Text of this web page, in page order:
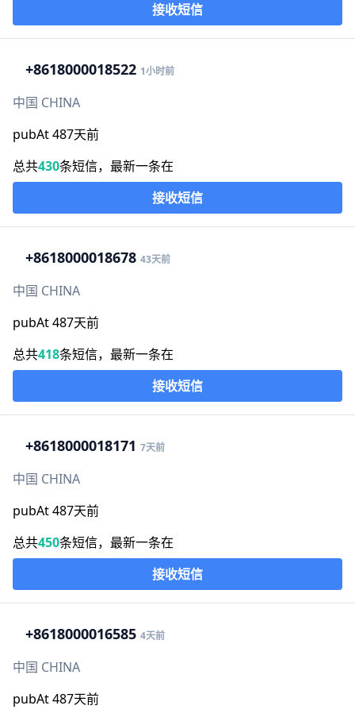
接收短信
+8618000018522 1小时前
中国 CHINA
pubAt 487天前
总共430条短信，最新一条在
接收短信
+8618000018678 43天前
中国 CHINA
pubAt 487天前
总共418条短信，最新一条在
接收短信
+8618000018171 7天前
中国 CHINA
pubAt 487天前
总共450条短信，最新一条在
接收短信
+8618000016585 4天前
中国 CHINA
pubAt 487天前